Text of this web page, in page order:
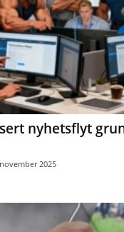
nyhetsflyt
2025